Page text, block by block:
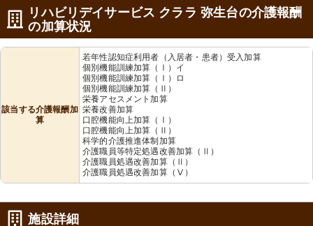
リハビリデイサービス クララ 弥生台の介護報酬
の加算状況
該当する介護報酬加
算
若年性認知症利用者（入居者・患者）受入加算
個別機能訓練加算（Ⅰ）イ
個別機能訓練加算（Ⅰ）ロ
個別機能訓練加算（Ⅱ）
栄養アセスメント加算
栄養改善加算
口腔機能向上加算（Ⅰ）
口腔機能向上加算（Ⅱ）
科学的介護推進体制加算
介護職員等特定処遇改善加算（Ⅱ）
介護職員処遇改善加算（Ⅱ）
介護職員処遇改善加算（Ⅴ）
施設詳細